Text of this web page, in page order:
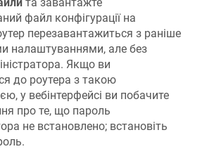
файл конфігурації на
перезавантажиться з раніше
налаштуваннями, але без
Якщо ви
до роутера з такою
у вебінтерфейсі ви побачите
про те, що пароль
не встановлено; встановіть